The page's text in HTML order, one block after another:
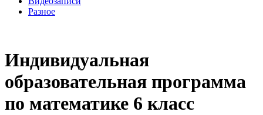
Разное
Индивидуальная
образовательная программа
по математике 6 класс